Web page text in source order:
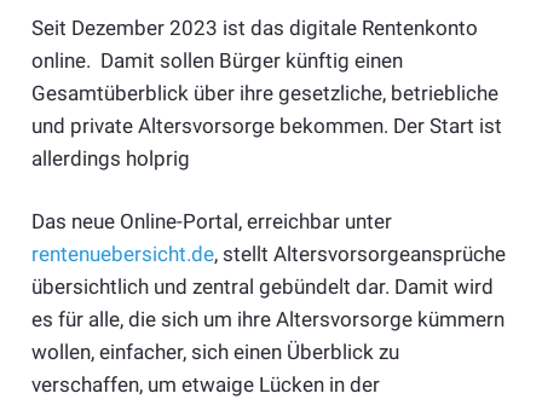
Seit Dezember 2023 ist das digitale Rentenkonto
online. Damit sollen Bürger künftig einen
Gesamtüberblick über ihre gesetzliche, betriebliche
und private Altersvorsorge bekommen. Der Start ist
allerdings holprig
Das neue Online-Portal, erreichbar unter
rentenuebersicht.de, stellt Altersvorsorgeansprüche
übersichtlich und zentral gebündelt dar. Damit wird
es für alle, die sich um ihre Altersvorsorge kümmern
wollen, einfacher, sich einen Überblick zu
verschaffen, um etwaige Lücken in der